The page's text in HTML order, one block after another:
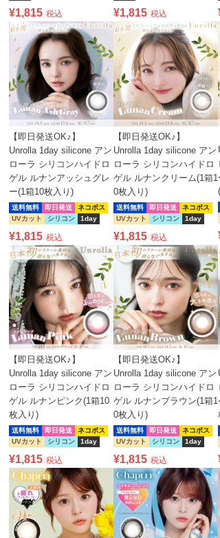
¥1,815 税込 ¥1,815 税込
【即日発送OK♪】
Unrolla 1day silicone アン
ローラ シリコンハイドロ
ゲル ルナンアッシュグレ
ー(1箱10枚入り)
送料無料 即日発送
ネコポス
UVカット
シリコン 1day
¥1,815 税込
【即日発送OK♪】
Unrolla 1day silicone アン
ローラ シリコンハイドロ
ゲル ルナンクリーム(1箱1
0枚入り)
送料無料 即日発送
ネコポス
UVカット
シリコン 1day
¥1,815 税込
【即日発送OK♪】
Unrolla 1day silicone アン
ローラ シリコンハイドロ
ゲル ルナンピンク(1箱10
枚入り)
送料無料 即日発送
ネコポス
UVカット
シリコン 1day
¥1,815 税込
【即日発送OK♪】
Unrolla 1day silicone アン
ローラ シリコンハイドロ
ゲル ルナンブラウン(1箱1
0枚入り)
送料無料 即日発送
ネコポス
UVカット
シリコン 1day
¥1,815 税込